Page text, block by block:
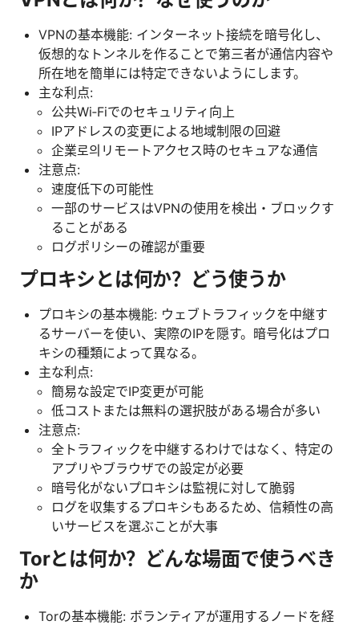
VPNの基本機能: インターネット接続を暗号化し、
仮想的なトンネルを作ることで第三者が通信内容や
所在地を簡単には特定できないようにします。
主な利点:
公共Wi‑Fiでのセキュリティ向上
IPアドレスの変更による地域制限の回避
企業로의リモートアクセス時のセキュアな通信
注意点:
速度低下の可能性
一部のサービスはVPNの使用を検出・ブロックす
ることがある
ログポリシーの確認が重要
プロキシとは何か？どう使うか
プロキシの基本機能: ウェブトラフィックを中継す
るサーバーを使い、実際のIPを隠す。暗号化はプロ
キシの種類によって異なる。
主な利点:
簡易な設定でIP変更が可能
低コストまたは無料の選択肢がある場合が多い
注意点:
全トラフィックを中継するわけではなく、特定の
アプリやブラウザでの設定が必要
暗号化がないプロキシは監視に対して脆弱
ログを収集するプロキシもあるため、信頼性の高
いサービスを選ぶことが大事
Torとは何か？どんな場面で使うべき
か
Torの基本機能: ボランティアが運用するノードを経